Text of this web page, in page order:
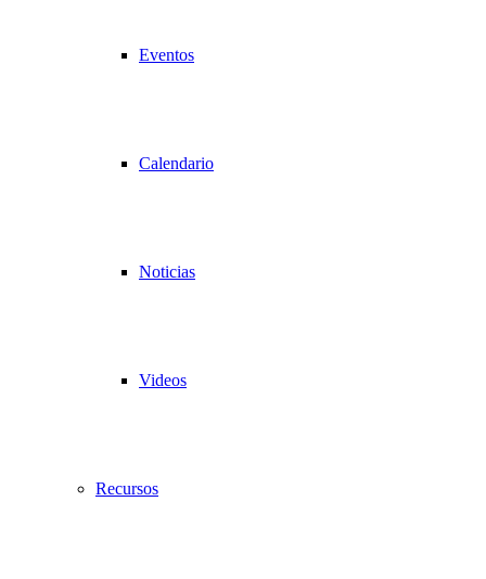
Eventos
Calendario
Noticias
Videos
Recursos